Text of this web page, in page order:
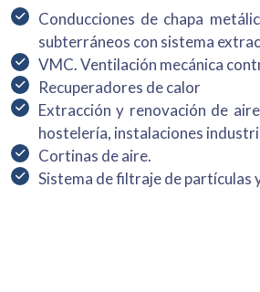
Conducciones de chapa
subterráneos con sistema
VMC. Ventilación mecánica
Recuperadores de calor
Extracción y renovación de
hostelería, instalaciones
Cortinas de aire.
Sistema de filtraje de partículas